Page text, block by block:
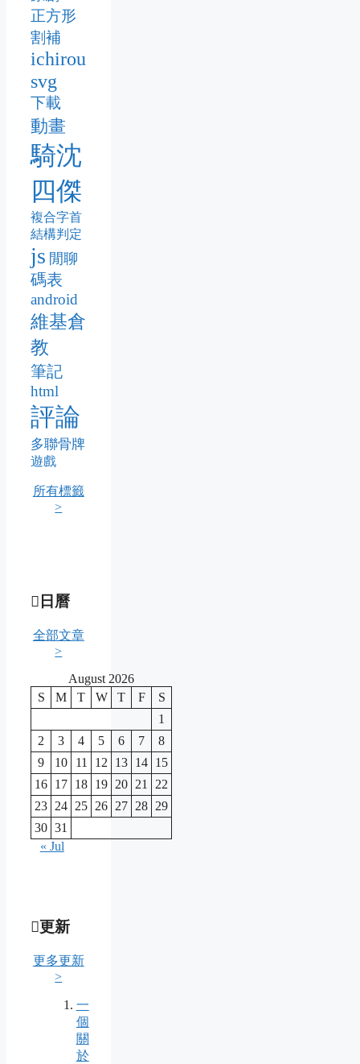
正方形
割補
ichirou
svg
下載
動畫
騎沈
四傑
複合字首
結構判定
js 閒聊
碼表
android
維基倉
教
筆記
html
評論
多聯骨牌
遊戲
所有標籤
>
日曆
全部文章
>
August 2026
S
M T W T F
S
1
2
3 4 5 6 7
8
9
10 11 12 13 14 15
16 17 18 19 20 21
22
23 24 25 26 27 28 29
30 31
« Jul
更新
更多更新
>
一
個
關
於